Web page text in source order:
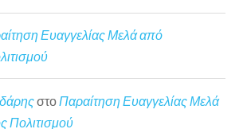
Ευαγγελίας Μελά από
στο Παραίτηση Ευαγγελίας Μελά
Πολιτισμού